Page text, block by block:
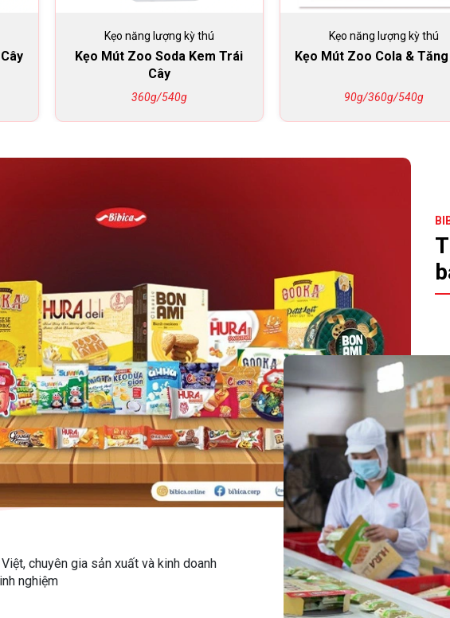
Kẹo năng lượng kỳ thú
Kẹo Mút Zoo Soda Kem Trái
Cây
360g/540g
Kẹo năng lượng kỳ thú
Kẹo Mút Zoo Cola &
90g/360g/540g
chuyên gia sản xuất và kinh doanh
nghiệm